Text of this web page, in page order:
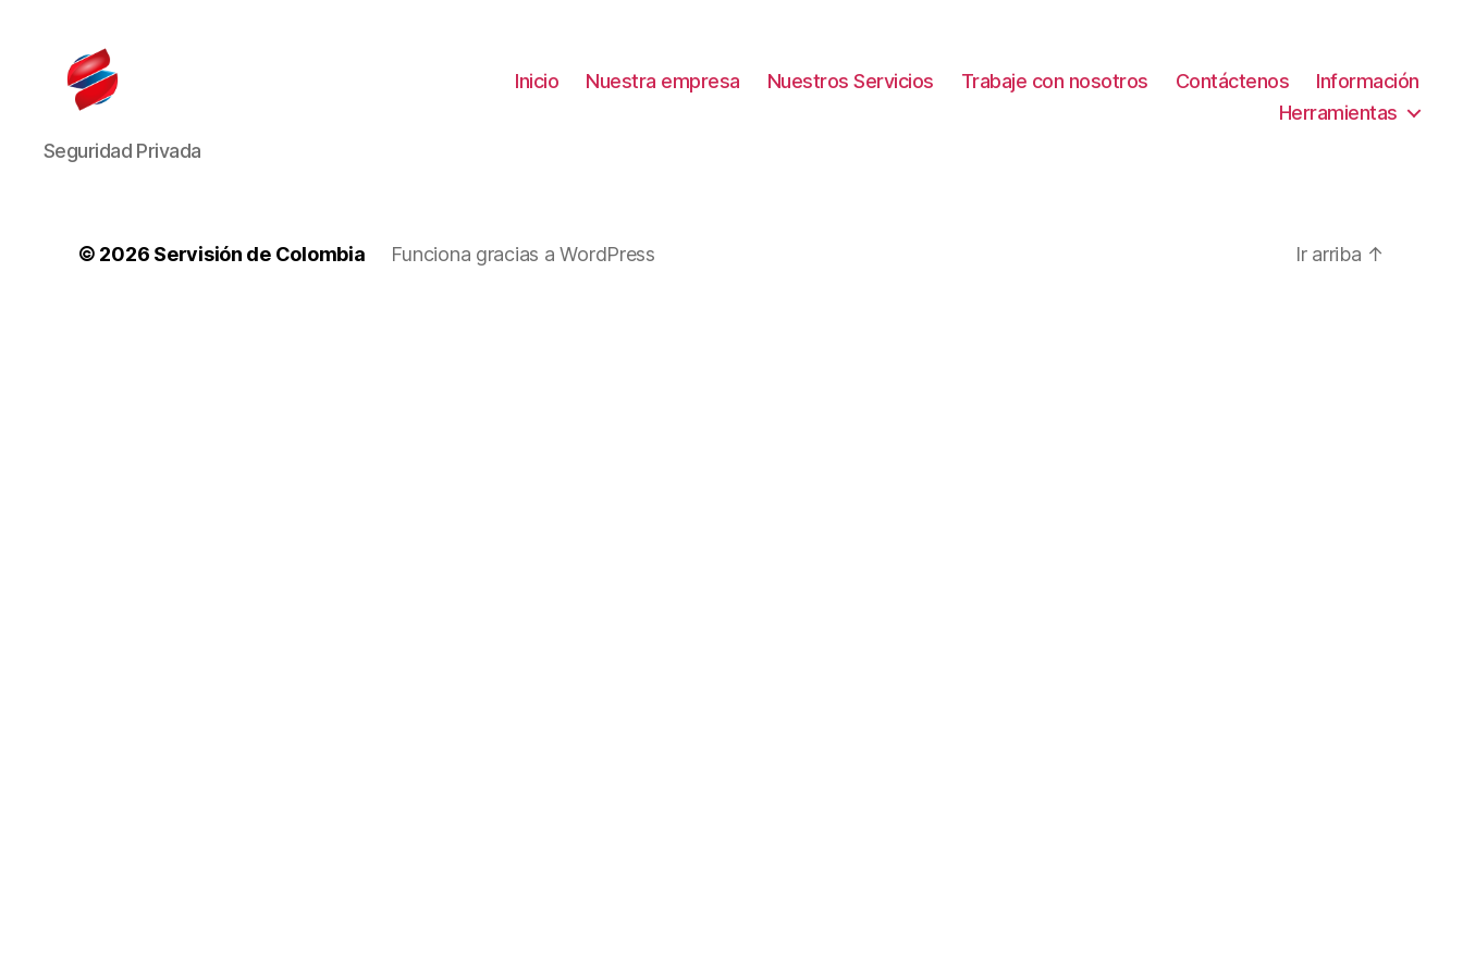
Seguridad Privada
Inicio Nuestra empresa Nuestros Servicios Trabaje con nosotros Contáctenos
Información
Herramientas
© 2026 Servisión de Colombia Funciona gracias a WordPress Ir arriba ↑